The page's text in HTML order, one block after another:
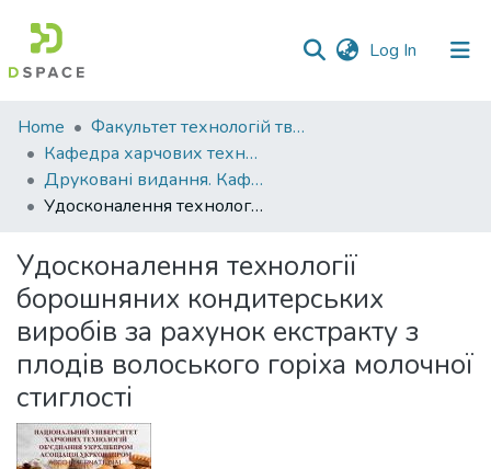
Log In (current)
Communities
&
Collections
All of DSpace
Statistics
Home
Факультет технологій тваринництва та продовольства
Кафедра харчових технологій
Друковані видання. Кафедра харчових технологій
Удосконалення технології борошняних кондитерських виробів за рахунок екстракту з плодів волоського горіха молочної стиглості
Удосконалення технології
борошняних кондитерських
виробів за рахунок екстракту з
плодів волоського горіха молочної
стиглості